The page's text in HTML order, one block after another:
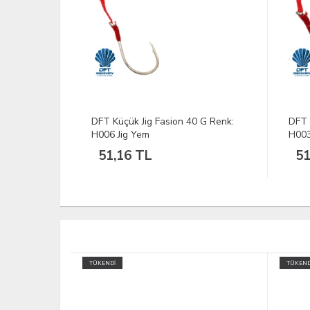
DFT Küçük Jig Fasion 40 G Renk:
H003 Jig Yem
51,16 TL
DFT
TÜKENDİ